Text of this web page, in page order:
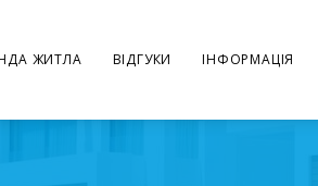
ЖИТЛА ВІДГУКИ ІНФОРМАЦІЯ